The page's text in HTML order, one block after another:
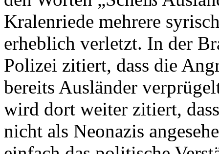
Kralenriede mehrere
erheblich verletzt. In der
Polizei zitiert, dass die
bereits Ausländer
wird dort weiter zitiert,
nicht als Neonazis